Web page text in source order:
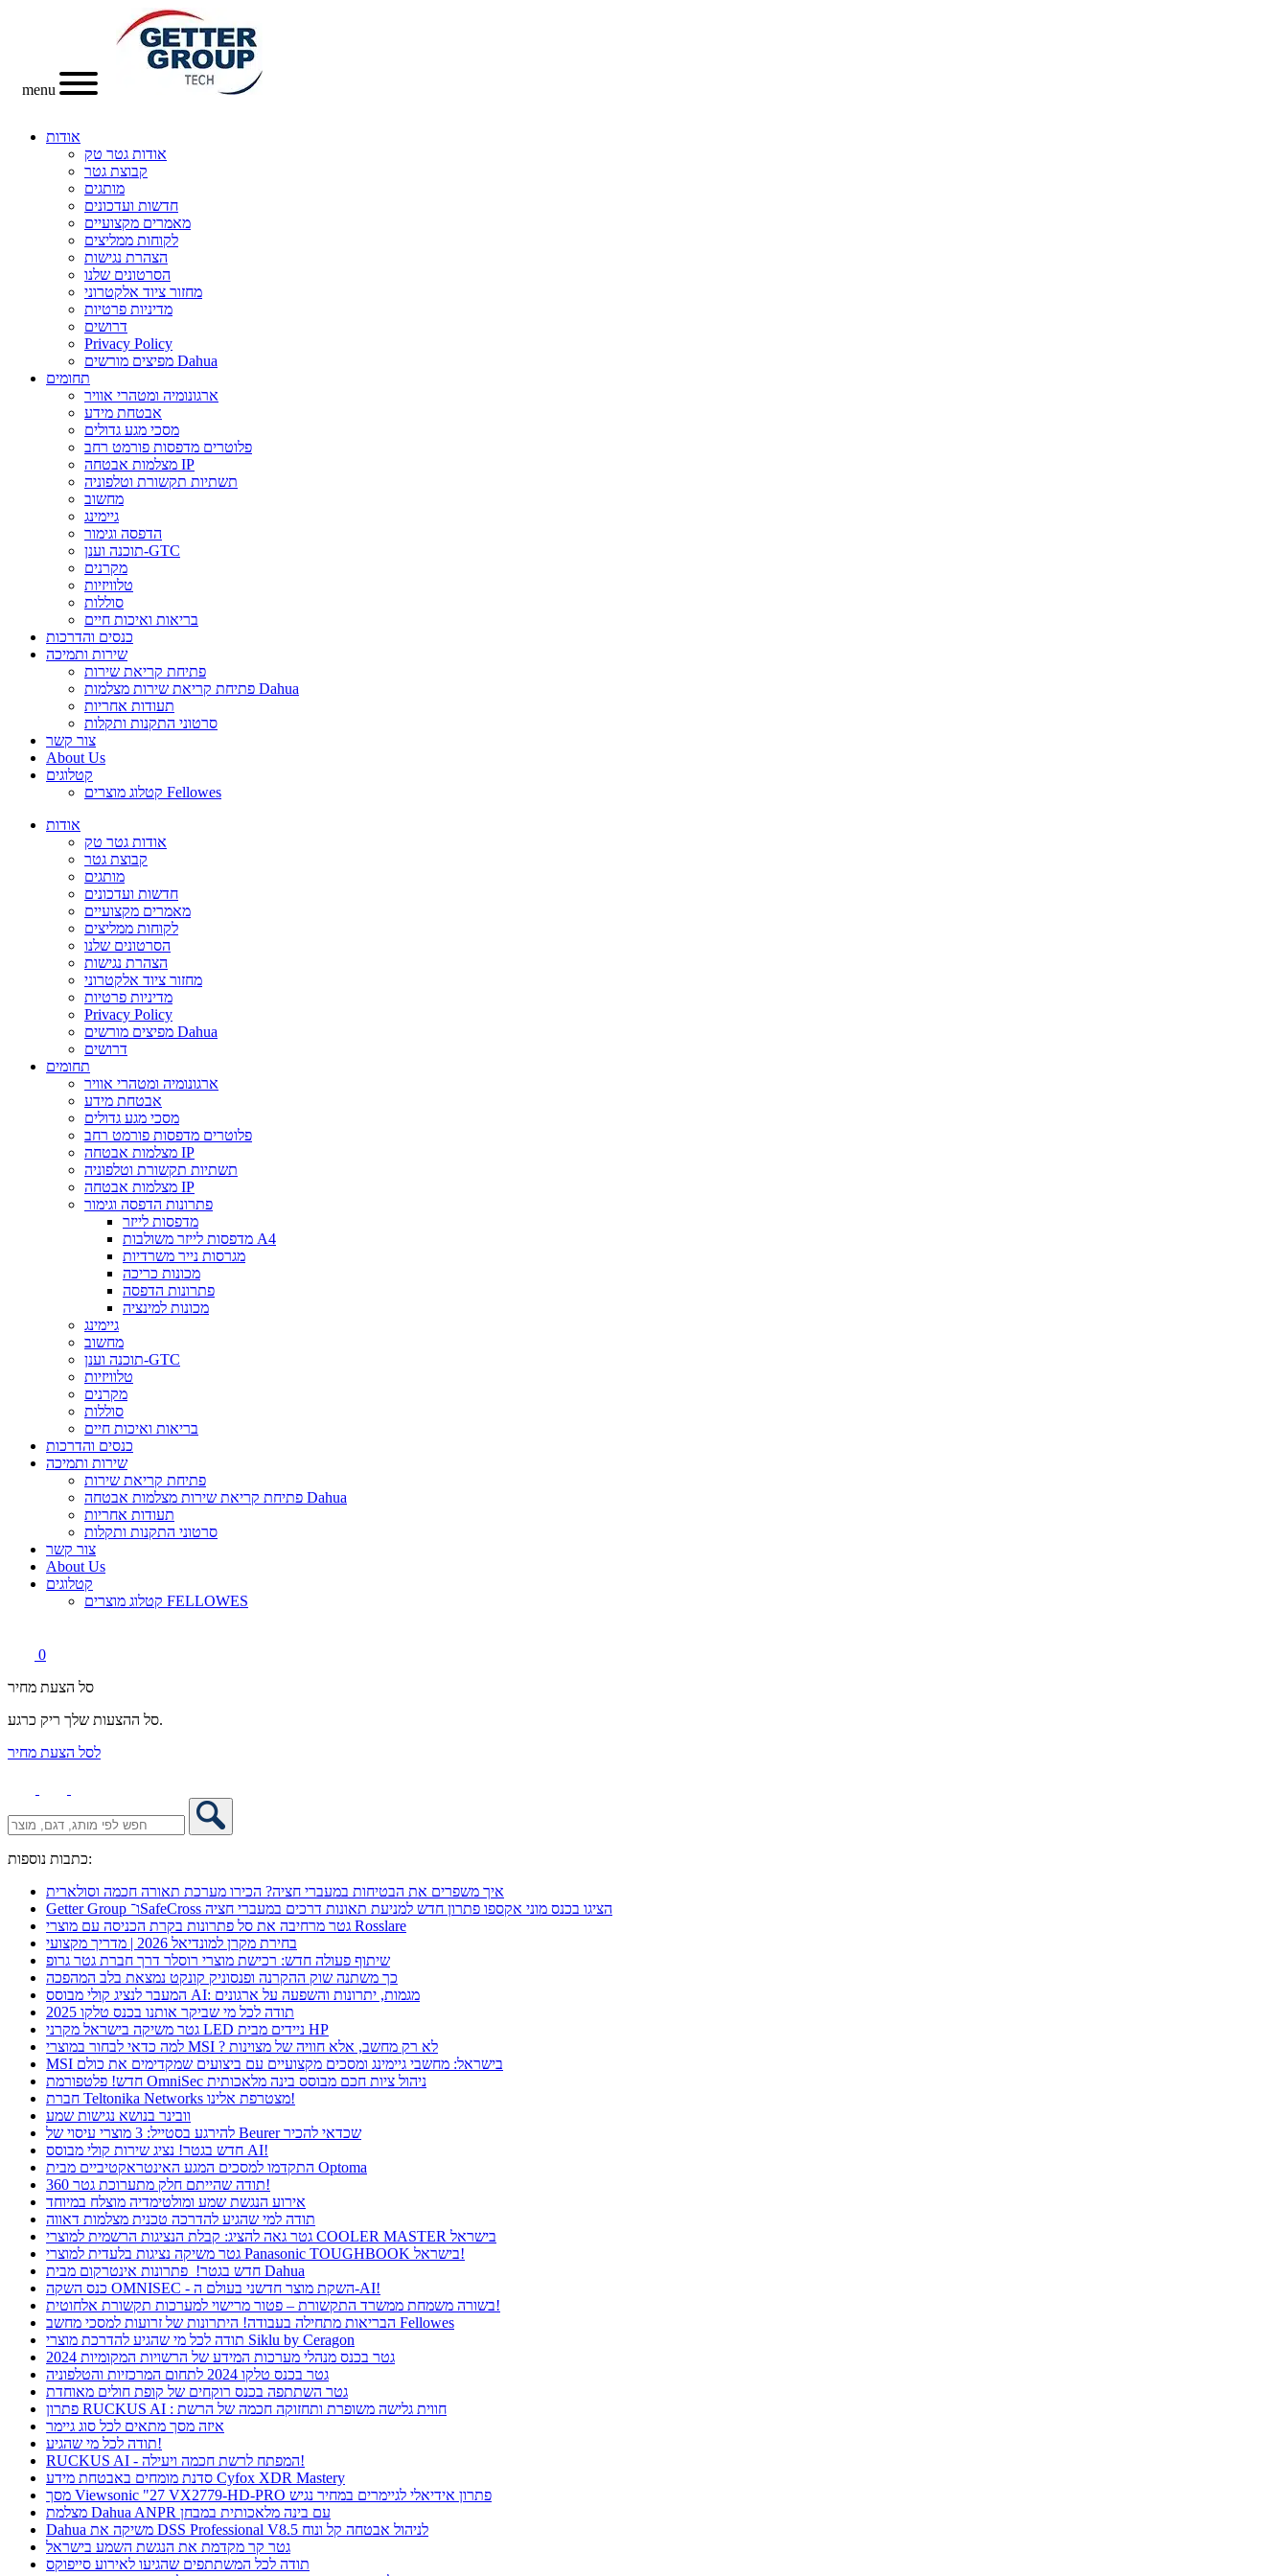
menu
אודות
אודות גטר טק
קבוצת גטר
מותגים
חדשות ועדכונים
מאמרים מקצועיים
לקוחות ממליצים
הצהרת נגישות
הסרטונים שלנו
מחזור ציוד אלקטרוני
מדיניות פרטיות
דרושים
Privacy Policy
מפיצים מורשים Dahua
תחומים
ארגונומיה ומטהרי אוויר
אבטחת מידע
מסכי מגע גדולים
פלוטרים מדפסות פורמט רחב
מצלמות אבטחה IP
תשתיות תקשורת וטלפוניה
מחשוב
גיימינג
הדפסה וגימור
תוכנה וענן-GTC
מקרנים
טלוויזיות
סוללות
בריאות ואיכות חיים
כנסים והדרכות
שירות ותמיכה
פתיחת קריאת שירות
פתיחת קריאת שירות מצלמות Dahua
תעודות אחריות
סרטוני התקנות ותקלות
צור קשר
About Us
קטלוגים
קטלוג מוצרים Fellowes
אודות
אודות גטר טק
קבוצת גטר
מותגים
חדשות ועדכונים
מאמרים מקצועיים
לקוחות ממליצים
הסרטונים שלנו
הצהרת נגישות
מחזור ציוד אלקטרוני
מדיניות פרטיות
Privacy Policy
מפיצים מורשים Dahua
דרושים
תחומים
ארגונומיה ומטהרי אוויר
אבטחת מידע
מסכי מגע גדולים
פלוטרים מדפסות פורמט רחב
מצלמות אבטחה IP
תשתיות תקשורת וטלפוניה
מצלמות אבטחה IP
פתרונות הדפסה וגימור
מדפסות לייזר
מדפסות לייזר משולבות A4
מגרסות נייר משרדיות
מכונות כריכה
פתרונות הדפסה
מכונות למינציה
גיימינג
מחשוב
תוכנה וענן-GTC
טלוויזיות
מקרנים
סוללות
בריאות ואיכות חיים
כנסים והדרכות
שירות ותמיכה
פתיחת קריאת שירות
פתיחת קריאת שירות מצלמות אבטחה Dahua
תעודות אחריות
סרטוני התקנות ותקלות
צור קשר
About Us
קטלוגים
קטלוג מוצרים FELLOWES
0
סל הצעת מחיר
סל ההצעות שלך ריק כרגע.
לסל הצעת מחיר
כתבות נוספות:
איך משפרים את הבטיחות במעברי חציה? הכירו מערכת תאורה חכמה וסולארית
Getter Group ו־SafeCross הציגו בכנס מוני אקספו פתרון חדש למניעת תאונות דרכים במעברי חציה
גטר מרחיבה את סל פתרונות בקרת הכניסה עם מוצרי Rosslare
בחירת מקרן למונדיאל 2026 | מדריך מקצועי
שיתוף פעולה חדש: רכישת מוצרי רוסלר דרך חברת גטר גרופ
כך משתנה שוק ההקרנה ופנסוניק קונקט נמצאת בלב המהפכה
המעבר לנציג קולי מבוסס AI: מגמות, יתרונות והשפעה על ארגונים
תודה לכל מי שביקר אותנו בכנס טלקו 2025
גטר משיקה בישראל מקרני LED ניידים מבית HP
למה כדאי לבחור במוצרי MSI ? לא רק מחשב, אלא חוויה של מצוינות
MSI בישראל: מחשבי גיימינג ומסכים מקצועיים עם ביצועים שמקדימים את כולם
חדש! פלטפורמת OmniSec ניהול ציות חכם מבוסס בינה מלאכותית
חברת Teltonika Networks מצטרפת אלינו!
וובינר בנושא נגישות שמע
להירגע בסטייל: 3 מוצרי עיסוי של Beurer שכדאי להכיר
חדש בגטר! נציג שירות קולי מבוסס AI!
התקדמו למסכים המגע האינטראקטיביים מבית Optoma
תודה שהייתם חלק מתערוכת גטר 360!
אירוע הנגשת שמע ומולטימדיה מוצלח במיוחד
תודה למי שהגיע להדרכה טכנית מצלמות דאווה
גטר גאה להציג: קבלת הנציגות הרשמית למוצרי COOLER MASTER בישראל
גטר משיקה נציגות בלעדית למוצרי Panasonic TOUGHBOOK בישראל!
חדש בגטר! פתרונות אינטרקום מבית Dahua
כנס השקה OMNISEC - השקת מוצר חדשני בעולם ה-AI!
בשורה משמחת ממשרד התקשורת – פטור מרישוי למערכות תקשורת אלחוטית!
הבריאות מתחילה בעבודה! היתרונות של זרועות למסכי מחשב Fellowes
תודה לכל מי שהגיע להדרכת מוצרי Siklu by Ceragon
גטר בכנס מנהלי מערכות המידע של הרשויות המקומיות 2024
גטר בכנס טלקו 2024 לתחום המרכזיות והטלפוניה
גטר השתתפה בכנס רוקחים של קופת חולים מאוחדת
פתרון RUCKUS AI : חווית גלישה משופרת ותחזוקה חכמה של הרשת
איזה מסך מתאים לכל סוג גיימר
תודה לכל מי שהגיע!
RUCKUS AI - המפתח לרשת חכמה ויעילה!
סדנת מומחים באבטחת מידע Cyfox XDR Mastery
מסך Viewsonic "27 VX2779-HD-PRO פתרון אידיאלי לגיימרים במחיר נגיש
מצלמת Dahua ANPR עם בינה מלאכותית במבחן
Dahua משיקה את DSS Professional V8.5 לניהול אבטחה קל ונוח
גטר קר מקדמת את הנגשת השמע בישראל
תודה לכל המשתתפים שהגיעו לאירוע סייפוקס